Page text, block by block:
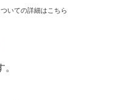
いての詳細はこちら